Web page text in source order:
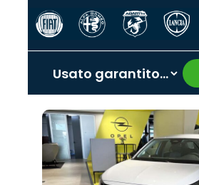
Promo
Fiat
Promo
Omoda
Promo
Jeep
Promo
Alfa
Romeo
Promo
Land
Rover
Promo
Citroën
Promo
Seat
Promo
Abarth
Promo
Jaecoo
Promo
Opel
Promo
Lancia
Promo
Cupra
Promo
Peugeot
Promo
Mazda
Promo
Hyundai
‹